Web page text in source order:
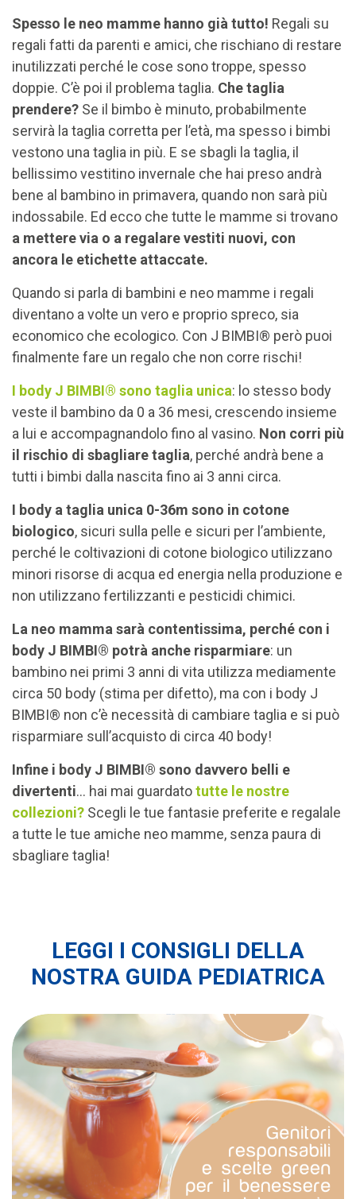
Spesso le neo mamme hanno già tutto! Regali su
regali fatti da parenti e amici, che rischiano di restare
inutilizzati perché le cose sono troppe, spesso
doppie. C’è poi il problema taglia. Che taglia
prendere? Se il bimbo è minuto, probabilmente
servirà la taglia corretta per l’età, ma spesso i bimbi
vestono una taglia in più. E se sbagli la taglia, il
bellissimo vestitino invernale che hai preso andrà
bene al bambino in primavera, quando non sarà più
indossabile. Ed ecco che tutte le mamme si trovano
a mettere via o a regalare vestiti nuovi, con
ancora le etichette attaccate.
Quando si parla di bambini e neo mamme i regali
diventano a volte un vero e proprio spreco, sia
economico che ecologico. Con J BIMBI® però puoi
finalmente fare un regalo che non corre rischi!
I body J BIMBI® sono taglia unica: lo stesso body
veste il bambino da 0 a 36 mesi, crescendo insieme
a lui e accompagnandolo fino al vasino. Non corri più
il rischio di sbagliare taglia, perché andrà bene a
tutti i bimbi dalla nascita fino ai 3 anni circa.
I body a taglia unica 0-36m sono in cotone
biologico, sicuri sulla pelle e sicuri per l’ambiente,
perché le coltivazioni di cotone biologico utilizzano
minori risorse di acqua ed energia nella produzione e
non utilizzano fertilizzanti e pesticidi chimici.
La neo mamma sarà contentissima, perché con i
body J BIMBI® potrà anche risparmiare: un
bambino nei primi 3 anni di vita utilizza mediamente
circa 50 body (stima per difetto), ma con i body J
BIMBI® non c’è necessità di cambiare taglia e si può
risparmiare sull’acquisto di circa 40 body!
Infine i body J BIMBI® sono davvero belli e
divertenti… hai mai guardatotutte le nostre
collezioni? Scegli le tue fantasie preferite e regalale
a tutte le tue amiche neo mamme, senza paura di
sbagliare taglia!
LEGGI I CONSIGLI DELLA
NOSTRA GUIDA PEDIATRICA